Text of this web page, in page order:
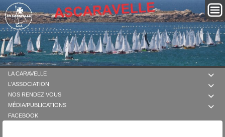

LA CARAVELLE

L'ASSOCIATION

NOS RENDEZ VOUS

MÉDIA/PUBLICATIONS
FACEBOOK